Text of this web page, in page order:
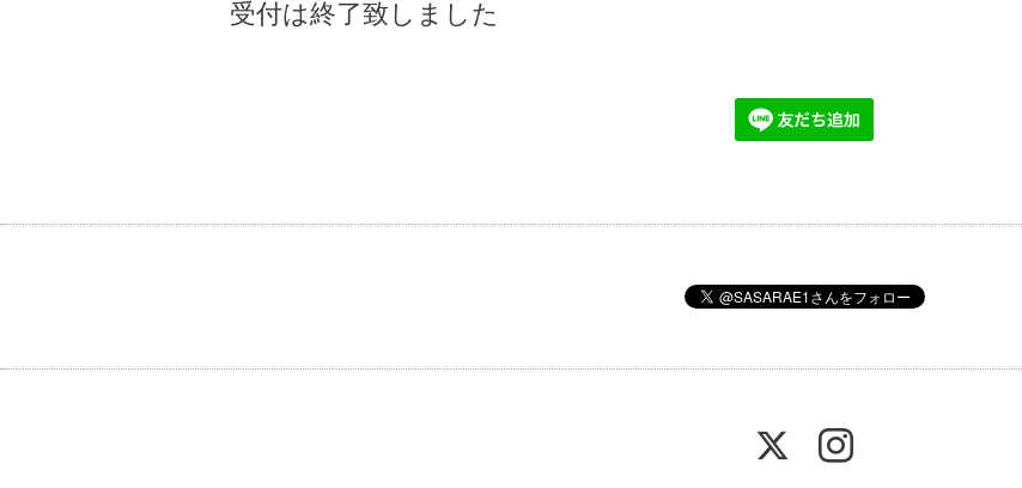
受付は終了致しました